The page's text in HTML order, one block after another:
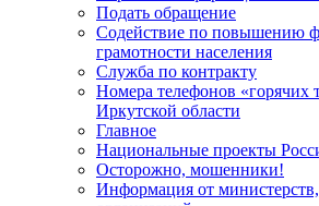
Подать обращение
Содействие по повышению
грамотности населения
Служба по контракту
Номера телефонов «горячих
Иркутской области
Главное
Национальные проекты
Осторожно, мошенники!
Информация от